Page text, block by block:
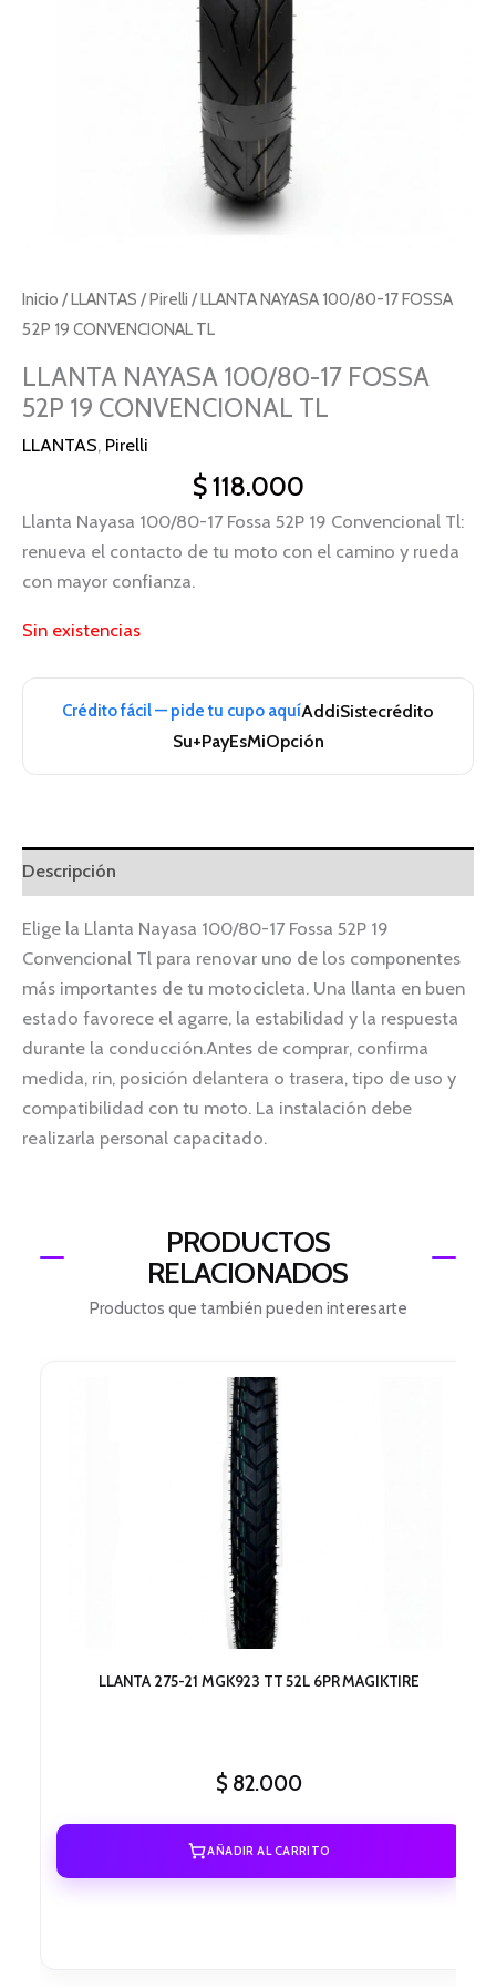
Inicio /LLANTAS /Pirelli / LLANTA NAYASA 100/80-17 FOSSA
52P 19 CONVENCIONAL TL
LLANTA NAYASA 100/80-17 FOSSA
52P 19 CONVENCIONAL TL
LLANTAS, Pirelli
$118.000
Llanta Nayasa 100/80-17 Fossa 52P 19 Convencional Tl:
renueva el contacto de tu moto con el camino y rueda
con mayor confianza.
Sin existencias
Crédito fácil — pide tu cupo aquíAddiSistecrédito
Su+PayEsMiOpción
Descripción
Elige la Llanta Nayasa 100/80-17 Fossa 52P 19
Convencional Tl para renovar uno de los componentes
más importantes de tu motocicleta. Una llanta en buen
estado favorece el agarre, la estabilidad y la respuesta
durante la conducción.Antes de comprar, confirma
medida, rin, posición delantera o trasera, tipo de uso y
compatibilidad con tu moto. La instalación debe
realizarla personal capacitado.
PRODUCTOS
RELACIONADOS
Productos que también pueden interesarte
LLANTA 275-21 MGK923 TT 52L 6PR MAGIKTIRE
$ 82.000
AÑADIR AL CARRITO